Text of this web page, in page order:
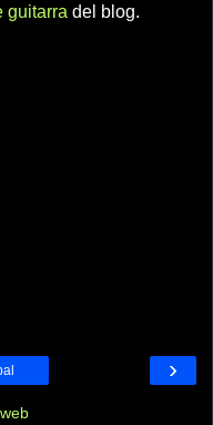
guitarra del blog.
›